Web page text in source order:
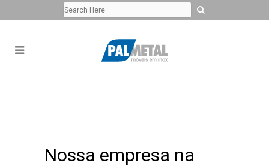
Nossa empresa na